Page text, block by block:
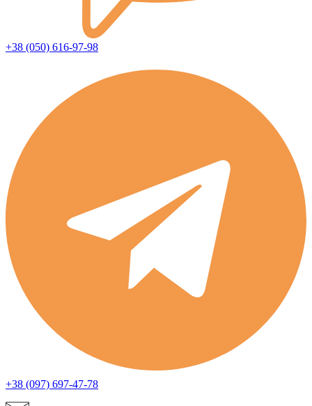
+38 (050) 616-97-98
+38 (097) 697-47-78